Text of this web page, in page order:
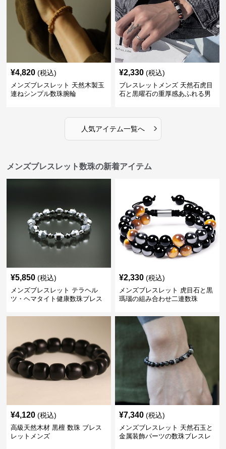
¥4,820 (税込)
メンズブレスレット 天然木製玉
連ねシンプル数珠腕輪
¥2,330 (税込)
ブレスレットメンズ 天然石虎目
石と黒曜石の重厚感あふれる男
人気アイテム一覧へ ›
メンズブレスレット数珠の新着アイテム
¥5,850 (税込)
メンズブレスレット テラヘル
ツ・ヘマタイト健康数珠ブレス
¥2,330 (税込)
メンズブレスレット 虎目石と黒
瑪瑙の組み合わせ二連数珠
¥4,120 (税込)
高級天然木材 黒檀 数珠 ブレス
レットメンズ
¥7,340 (税込)
メンズブレスレット 天然石玉と
金属装飾パーツの数珠ブレスレ